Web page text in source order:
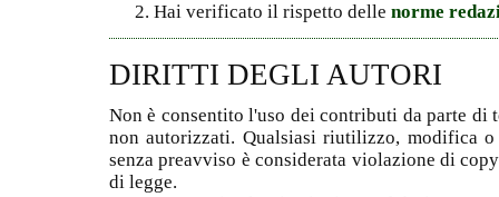
Hai verificato il rispetto delle norme
DIRITTI DEGLI AUTORI
Non è consentito l'uso dei contributi da parte
non autorizzati. Qualsiasi riutilizzo, modifica
senza preavviso è considerata violazione di
di legge.